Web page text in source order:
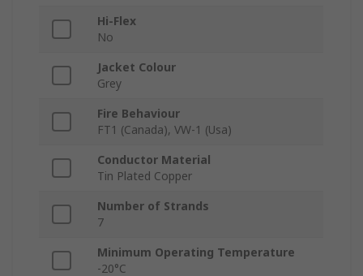
Hi-Flex
No
Jacket Colour
Grey
Fire Behaviour
FT1 (Canada), VW-1 (Usa)
Conductor Material
Tin Plated Copper
Number of Strands
7
Minimum Operating Temperature
-20°C